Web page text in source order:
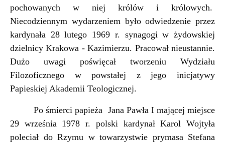
pochowanych w niej królów i królowych.
Niecodziennym wydarzeniem było odwiedzenie przez
kardynała 28 lutego 1969 r. synagogi w żydowskiej
dzielnicy Krakowa - Kazimierzu. Pracował nieustannie.
Dużo uwagi poświęcał tworzeniu Wydziału
Filozoficznego w powstałej z jego inicjatywy
Papieskiej Akademii Teologicznej.
Po śmierci papieża Jana Pawła I mającej miejsce
29 września 1978 r. polski kardynał Karol Wojtyła
poleciał do Rzymu w towarzystwie prymasa Stefana